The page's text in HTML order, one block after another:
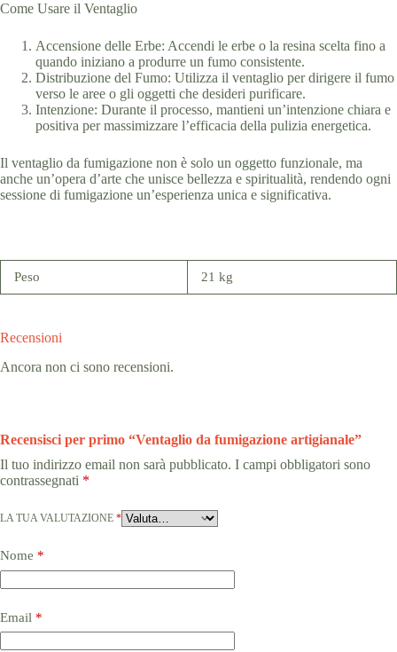
Come Usare il Ventaglio
Accensione delle Erbe: Accendi le erbe o la resina scelta fino a
quando iniziano a produrre un fumo consistente.
Distribuzione del Fumo: Utilizza il ventaglio per dirigere il fumo
verso le aree o gli oggetti che desideri purificare.
Intenzione: Durante il processo, mantieni un’intenzione chiara e
positiva per massimizzare l’efficacia della pulizia energetica.
Il ventaglio da fumigazione non è solo un oggetto funzionale, ma
anche un’opera d’arte che unisce bellezza e spiritualità, rendendo ogni
sessione di fumigazione un’esperienza unica e significativa.
Peso 21 kg
Recensioni
Ancora non ci sono recensioni.
Recensisci per primo “Ventaglio da fumigazione artigianale”
Il tuo indirizzo email non sarà pubblicato. I campi obbligatori sono
contrassegnati *
LA TUA VALUTAZIONE *
Nome *
Email *